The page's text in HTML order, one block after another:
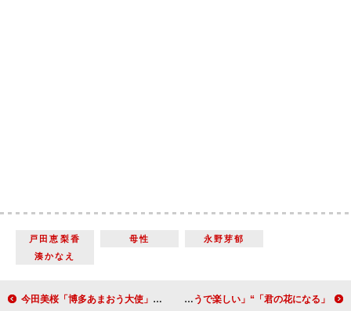
戸田恵梨香 母性
永野芽郁
湊かなえ
今田美桜「博多あまおう大使」に就任 上京当時の“甘酸っぱい”失敗エピソードも披露 「君の花になる」“あす花”本田翼の下へ疾走する“弾”高橋文哉に急展開 「ラストシーンは驚いた。少女漫画のようで楽しい」